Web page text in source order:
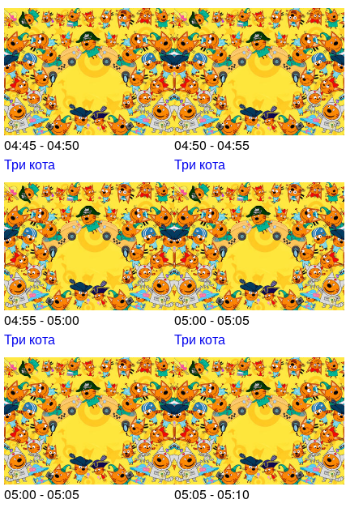
04:45 - 04:50
Три кота
04:50 - 04:55
Три кота
04:55 - 05:00
Три кота
05:00 - 05:05
Три кота
05:00 - 05:05
05:05 - 05:10